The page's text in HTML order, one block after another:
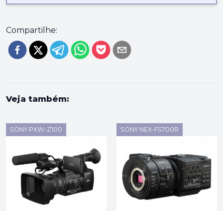
Compartilhe:
Veja também:
SONY PXW-Z100 SONY NEX-FS700R